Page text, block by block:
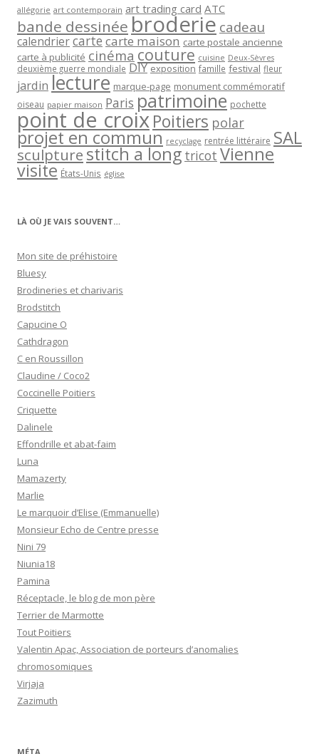
allégorie art contemporain art trading card ATC
bande dessinée broderie cadeau
calendriercartecarte maison carte postale ancienne
carte à publicité cinéma couture cuisine Deux-Sèvres
deuxième guerre mondiale DIY exposition famille festival fleur
jardin lecture marque-page monument commémoratif
oiseau papier maison Paris patrimoine pochette
point de croixPoitiers polar
projet en commun recyclage rentrée littéraire SAL
sculpturestitch a long tricot Vienne
visite États-Unis église
LÀ OÙ JE VAIS SOUVENT…
Mon site de préhistoire
Bluesy
Brodineries et charivaris
Brodstitch
Capucine O
Cathdragon
C en Roussillon
Claudine / Coco2
Coccinelle Poitiers
Criquette
Dalinele
Effondrille et abat-faim
Luna
Mamazerty
Marlie
Le marquoir d’Elise (Emmanuelle)
Monsieur Echo de Centre presse
Nini 79
Niunia18
Pamina
Réceptacle, le blog de mon père
Terrier de Marmotte
Tout Poitiers
Valentin Apac, Association de porteurs d’anomalies
chromosomiques
Virjaja
Zazimuth
MÉTA